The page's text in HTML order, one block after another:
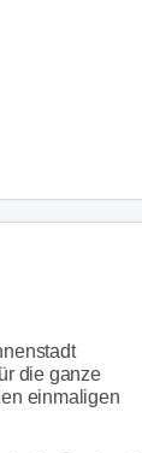
die ganze
einmaligen